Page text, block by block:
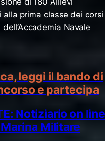
di 180 Allievi
alla prima classe dei corsi
dell’Accademia Navale
leggi il bando di
e partecipa​​
Notiziario on line
Militare